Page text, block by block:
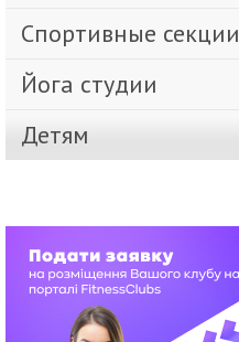
Спортивные секции
Йога студии
Детям